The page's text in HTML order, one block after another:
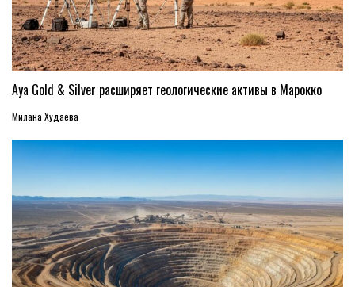
Aya Gold & Silver расширяет геологические активы в Марокко
Милана Худаева